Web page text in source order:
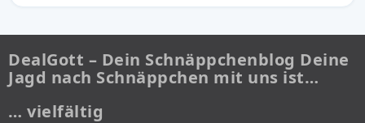
DealGott – Dein Schnäppchenblog Deine
Jagd nach Schnäppchen mit uns ist…
… vielfältig